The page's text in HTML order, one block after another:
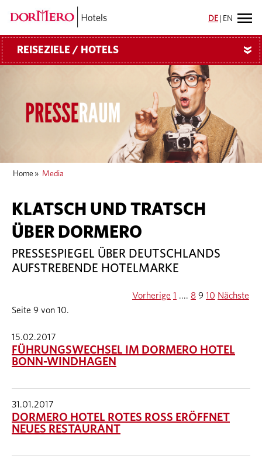
DE EN
REISEZIELE / HOTELS »
Home » Media
KLATSCH UND TRATSCH
ÜBER DORMERO
PRESSESPIEGEL ÜBER DEUTSCHLANDS
AUFSTREBENDE HOTELMARKE
Seite 9 von 10.
Vorherige 1 .... 8 9 10 Nächste
15.02.2017
FÜHRUNGSWECHSEL IM DORMERO HOTEL
BONN-WINDHAGEN
31.01.2017
DORMERO HOTEL ROTES ROSS ERÖFFNET
NEUES RESTAURANT